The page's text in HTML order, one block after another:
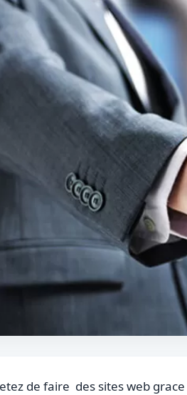
de faire des sites web